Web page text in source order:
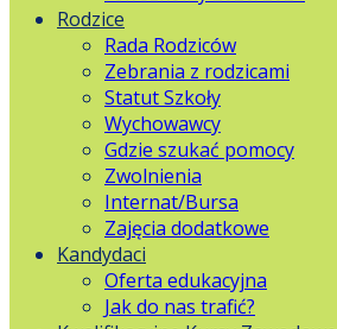
Rodzice
Rada Rodziców
Zebrania z rodzicami
Statut Szkoły
Wychowawcy
Gdzie szukać pomocy
Zwolnienia
Internat/Bursa
Zajęcia dodatkowe
Kandydaci
Oferta edukacyjna
Jak do nas trafić?